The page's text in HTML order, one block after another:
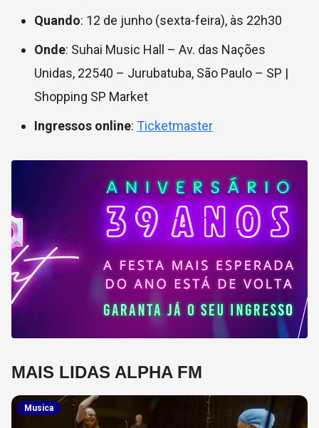
Quando: 12 de junho (sexta-feira), às 22h30
Onde: Suhai Music Hall – Av. das Nações
Unidas, 22540 – Jurubatuba, São Paulo – SP |
Shopping SP Market
Ingressos online: Ticketmaster
MAIS LIDAS ALPHA FM
Musica